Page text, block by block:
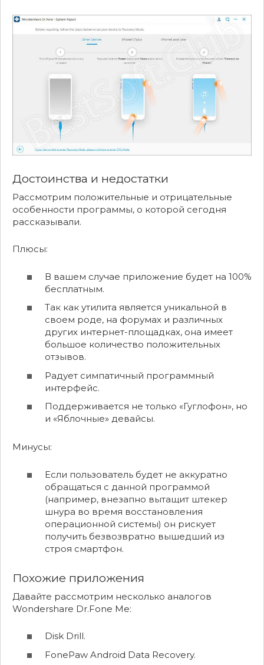
Достоинства и недостатки
Рассмотрим положительные и отрицательные
особенности программы, о которой сегодня
рассказывали.
Плюсы:
В вашем случае приложение будет на 100%
бесплатным.
Так как утилита является уникальной в
своем роде, на форумах и различных
других интернет-площадках, она имеет
большое количество положительных
отзывов.
Радует симпатичный программный
интерфейс.
Поддерживается не только «Гуглофон», но
и «Яблочные» девайсы.
Минусы:
Если пользователь будет не аккуратно
обращаться с данной программой
(например, внезапно вытащит штекер
шнура во время восстановления
операционной системы) он рискует
получить безвозвратно вышедший из
строя смартфон.
Похожие приложения
Давайте рассмотрим несколько аналогов
Wondershare Dr.Fone Me:
Disk Drill.
FonePaw Android Data Recovery.